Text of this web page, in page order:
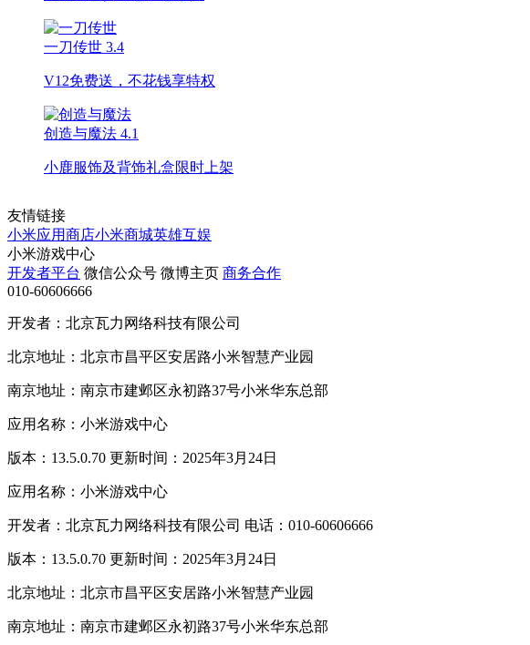
一刀传世 3.4
V12免费送，不花钱享特权
创造与魔法 4.1
小鹿服饰及背饰礼盒限时上架
友情链接
小米应用商店小米商城英雄互娱
小米游戏中心
开发者平台 微信公众号 微博主页 商务合作
010-60606666
开发者：北京瓦力网络科技有限公司
北京地址：北京市昌平区安居路小米智慧产业园
南京地址：南京市建邺区永初路37号小米华东总部
应用名称：小米游戏中心
版本：13.5.0.70 更新时间：2025年3月24日
应用名称：小米游戏中心
开发者：北京瓦力网络科技有限公司 电话：010-60606666
版本：13.5.0.70 更新时间：2025年3月24日
北京地址：北京市昌平区安居路小米智慧产业园
南京地址：南京市建邺区永初路37号小米华东总部